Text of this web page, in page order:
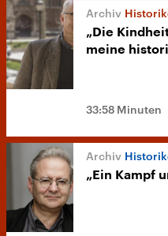
„Die
meine
33:58 Minuten
„Ein Kampf